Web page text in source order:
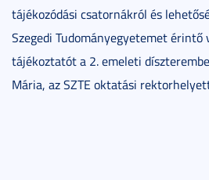
tájékozódási csatornákról és
Szegedi Tudományegyetemet
tájékoztatót a 2. emeleti
Mária, az SZTE oktatási